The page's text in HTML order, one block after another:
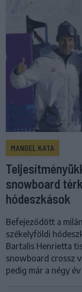
MANDEL KATA
snowboard
hódeszkások
Befejeződött a
székelyföldi
Bartalis Henrietta
snowboard crossz
pedig már a négy